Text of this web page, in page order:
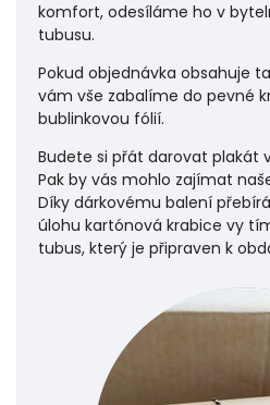
komfort, odesíláme ho v
tubusu.
Pokud objednávka obsahuje
vám vše zabalíme do pevné
bublinkovou fólií.
Budete si přát darovat plakát
Pak by vás mohlo zajímat
Díky dárkovému balení
úlohu kartónová krabice vy
tubus, který je připraven k